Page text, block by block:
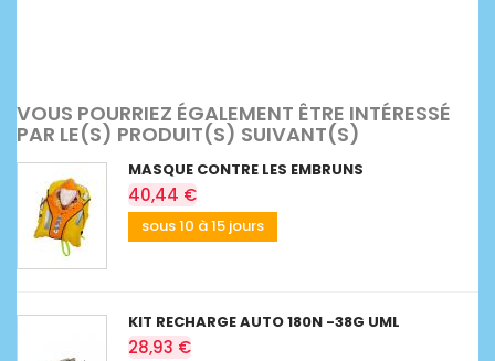
VOUS POURRIEZ ÉGALEMENT ÊTRE INTÉRESSÉ
PAR LE(S) PRODUIT(S) SUIVANT(S)
MASQUE CONTRE LES EMBRUNS
40,44 €
sous 10 à 15 jours
KIT RECHARGE AUTO 180N -38G UML
28,93 €